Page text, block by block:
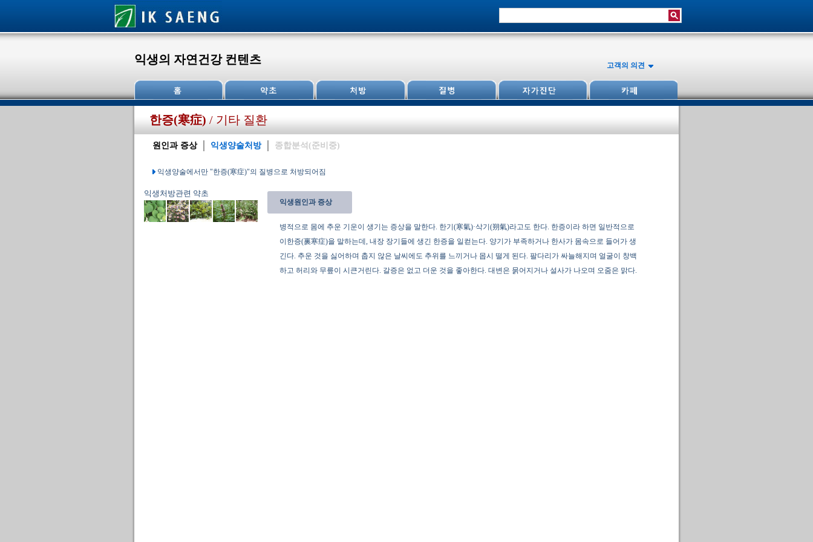
익생의 자연건강 컨텐츠 고객의 의견
한증(寒症) / 기타 질환
원인과 증상 익생양술처방 종합분석(준비중)
익생양술에서만 "한증(寒症)"의 질병으로 처방되어짐
익생처방관련 약초
익생원인과 증상
병적으로 몸에 추운 기운이 생기는 증상을 말한다. 한기(寒氣)·삭기(朔氣)라고도 한다. 한증이라 하면 일반적으로
이한증(裏寒症)을 말하는데, 내장 장기들에 생긴 한증을 일컫는다. 양기가 부족하거나 한사가 몸속으로 들어가 생
긴다. 추운 것을 싫어하며 춥지 않은 날씨에도 추위를 느끼거나 몹시 떨게 된다. 팔다리가 싸늘해지며 얼굴이 창백
하고 허리와 무릎이 시큰거린다. 갈증은 없고 더운 것을 좋아한다. 대변은 묽어지거나 설사가 나오며 오줌은 맑다.